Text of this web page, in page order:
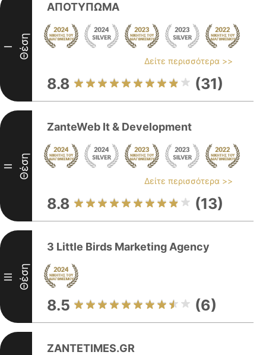
I Θέση
ΑΠΟΤΥΠΩΜΑ
Δείτε περισσότερα >>
8.8 (31)
II Θέση
ZanteWeb It & Development
Δείτε περισσότερα >>
8.8 (13)
III Θέση
3 Little Birds Marketing Agency
8.5 (6)
ZANTETIMES.GR